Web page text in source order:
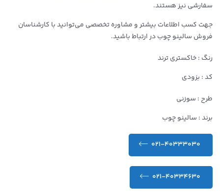
سفارشی نیز هستند.
جهت کسب اطلاعات بیشتر و مشاوره تخصصی می‌توانید با کارشناسان
فروش سالینو چوب در ارتباط باشید.
رنگ : خاکستری ترند
کد : بزودی
طرح : سوزنی
برند : سالینو چوب
021-40333030
021-40334630